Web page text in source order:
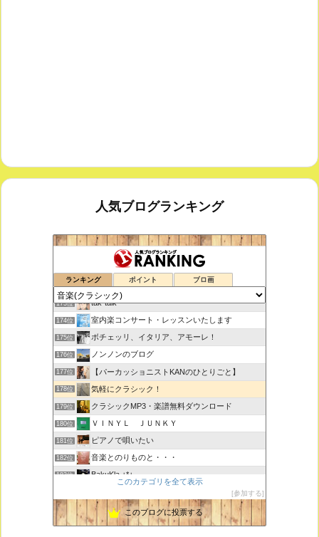
人気ブログランキング
ランキング ポイント ブロ画
鑑賞空間・忘れられない作品
172位 思えば遠くへ来たもんだ
173位 tak-talk
174位 室内楽コンサート・レッスンいたします
175位 ボチェッリ、イタリア、アモーレ！
176位 ノンノンのブログ
177位 【パーカッショニストKANのひとりごと】
178位 気軽にクラシック！
179位 クラシックMP3・楽譜無料ダウンロード
180位 ＶＩＮＹＬ ＪＵＮＫＹ
181位 ピアノで唄いたい
182位 音楽とのりものと・・・
183位 BakuKla +*+
185位 ときどき書きます♪
このカテゴリを全て表示
参加する
このブログに投票する